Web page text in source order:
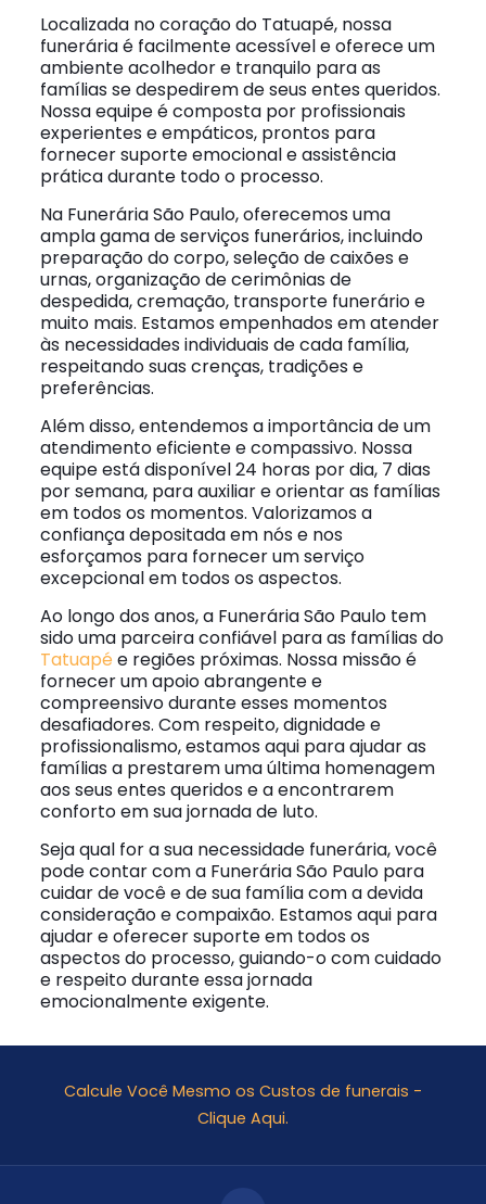
Localizada no coração do Tatuapé, nossa
funerária é facilmente acessível e oferece um
ambiente acolhedor e tranquilo para as
famílias se despedirem de seus entes queridos.
Nossa equipe é composta por profissionais
experientes e empáticos, prontos para
fornecer suporte emocional e assistência
prática durante todo o processo.
Na Funerária São Paulo, oferecemos uma
ampla gama de serviços funerários, incluindo
preparação do corpo, seleção de caixões e
urnas, organização de cerimônias de
despedida, cremação, transporte funerário e
muito mais. Estamos empenhados em atender
às necessidades individuais de cada família,
respeitando suas crenças, tradições e
preferências.
Além disso, entendemos a importância de um
atendimento eficiente e compassivo. Nossa
equipe está disponível 24 horas por dia, 7 dias
por semana, para auxiliar e orientar as famílias
em todos os momentos. Valorizamos a
confiança depositada em nós e nos
esforçamos para fornecer um serviço
excepcional em todos os aspectos.
Ao longo dos anos, a Funerária São Paulo tem
sido uma parceira confiável para as famílias do
Tatuapé e regiões próximas. Nossa missão é
fornecer um apoio abrangente e
compreensivo durante esses momentos
desafiadores. Com respeito, dignidade e
profissionalismo, estamos aqui para ajudar as
famílias a prestarem uma última homenagem
aos seus entes queridos e a encontrarem
conforto em sua jornada de luto.
Seja qual for a sua necessidade funerária, você
pode contar com a Funerária São Paulo para
cuidar de você e de sua família com a devida
consideração e compaixão. Estamos aqui para
ajudar e oferecer suporte em todos os
aspectos do processo, guiando-o com cuidado
e respeito durante essa jornada
emocionalmente exigente.
Calcule Você Mesmo os Custos de funerais -
Clique Aqui.